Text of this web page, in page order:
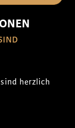
herzlich